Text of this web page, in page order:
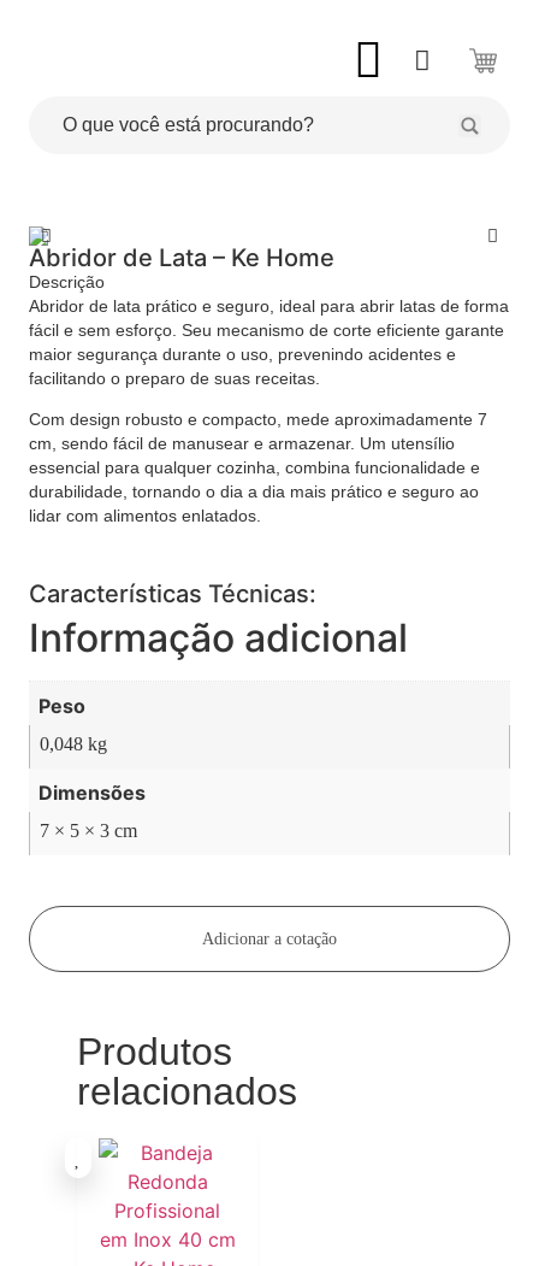
Abridor de Lata – Ke Home
Descrição
Abridor de lata prático e seguro, ideal para abrir latas de forma
fácil e sem esforço. Seu mecanismo de corte eficiente garante
maior segurança durante o uso, prevenindo acidentes e
facilitando o preparo de suas receitas.
Com design robusto e compacto, mede aproximadamente 7
cm, sendo fácil de manusear e armazenar. Um utensílio
essencial para qualquer cozinha, combina funcionalidade e
durabilidade, tornando o dia a dia mais prático e seguro ao
lidar com alimentos enlatados.
Características Técnicas:
Informação adicional
Peso
0,048 kg
Dimensões
7 × 5 × 3 cm
Adicionar a cotação
Produtos
relacionados